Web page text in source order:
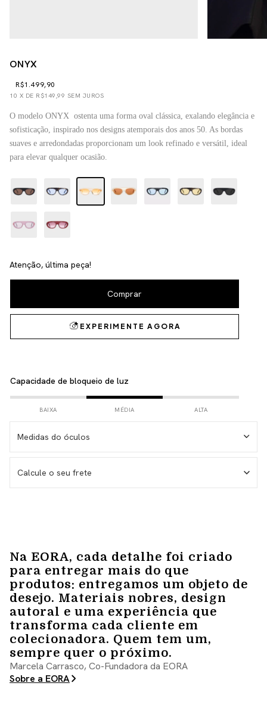
ONYX
R$1.499,90
10 X DE R$149,99 SEM JUROS
O modelo ONYX ostenta uma forma oval clássica, exalando elegância e
sofisticação, inspirado nos designs atemporais dos anos 50. As bordas
suaves e arredondadas proporcionam um look refinado e versátil, ideal
para elevar qualquer ocasião.
Atenção, última peça!
Capacidade de bloqueio de luz
BAIXA MÉDIA ALTA
Medidas do óculos
Medida da lente – 56 mm
Medida do frontal total – 146 mm
Calcule o seu frete
Na EORA, cada detalhe foi criado
para entregar mais do que
produtos: entregamos um objeto de
desejo. Materiais nobres, design
autoral e uma experiência que
transforma cada cliente em
colecionadora. Quem tem um,
sempre quer o próximo.
Marcela Carrasco, Co-Fundadora da EORA
Sobre a EORA